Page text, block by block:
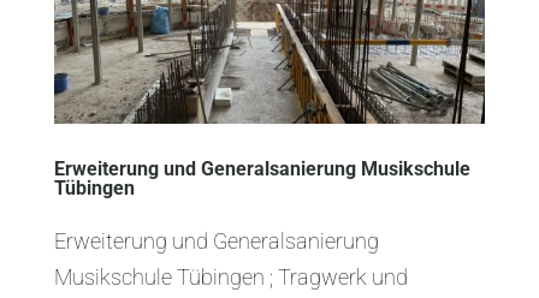
Erweiterung und Generalsanierung Musikschule
Tübingen
Erweiterung und Generalsanierung
Musikschule Tübingen ; Tragwerk und